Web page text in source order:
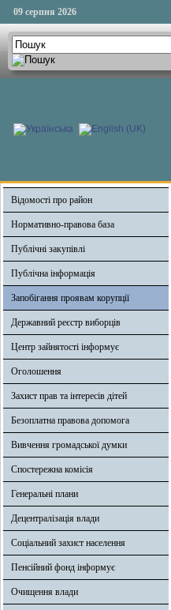
09 серпня 2026
Відомості про район
Нормативно-правова база
Публічні закупівлі
Публічна інформація
Запобігання проявам корупції
Державний реєстр виборців
Центр зайнятості інформує
Оголошення
Захист прав та інтересів дітей
Безоплатна правова допомога
Вивчення громадської думки
Спостережна комісія
Генеральні плани
Децентралізація влади
Соціальний захист населення
Пенсійний фонд інформує
Очищення влади